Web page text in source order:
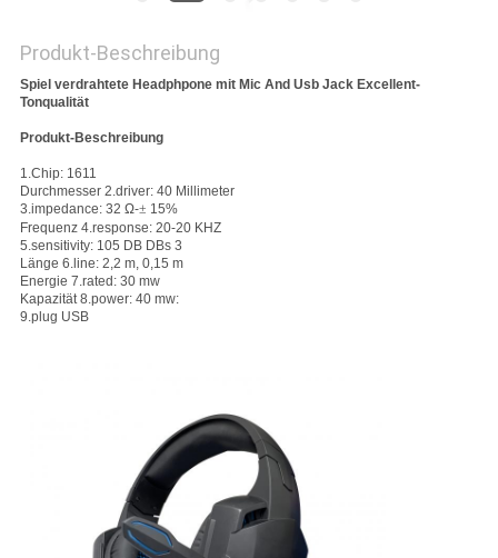
Produkt-Beschreibung
Spiel verdrahtete Headphpone mit Mic And Usb Jack Excellent-
Tonqualität
Produkt-Beschreibung
1.Chip: 1611
Durchmesser 2.driver: 40 Millimeter
3.impedance: 32 Ω-± 15%
Frequenz 4.response: 20-20 KHZ
5.sensitivity: 105 DB DBs 3
Länge 6.line: 2,2 m, 0,15 m
Energie 7.rated: 30 mw
Kapazität 8.power: 40 mw:
9.plug USB